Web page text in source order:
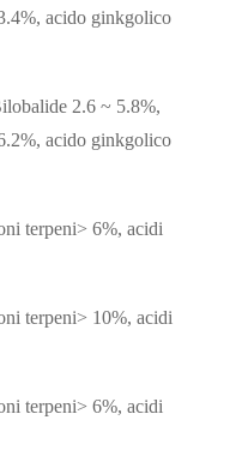
acido ginkgolico
2.6 ~ 5.8%,
acido ginkgolico
terpeni> 6%, acidi
terpeni> 10%, acidi
terpeni> 6%, acidi